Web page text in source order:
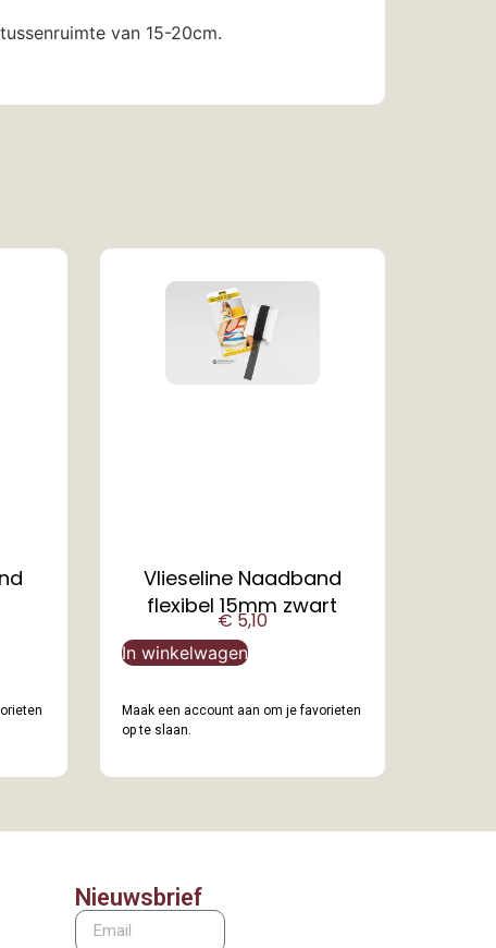
van 15-20cm.
Vlieseline Naadband
flexibel 15mm zwart
€5,10
In winkelwagen
Maak een account aan om je favorieten
op te slaan.
Nieuwsbrief